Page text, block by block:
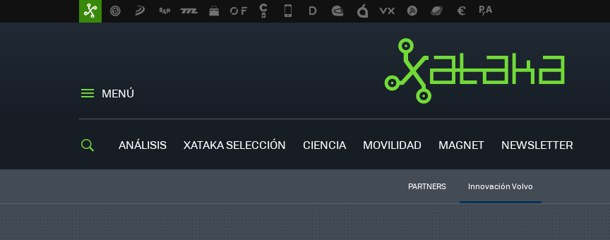
MENÚ
ANÁLISIS XATAKA SELECCIÓN CIENCIA MOVILIDAD MAGNET NEWSLETTER
PARTNERS Innovación Volvo